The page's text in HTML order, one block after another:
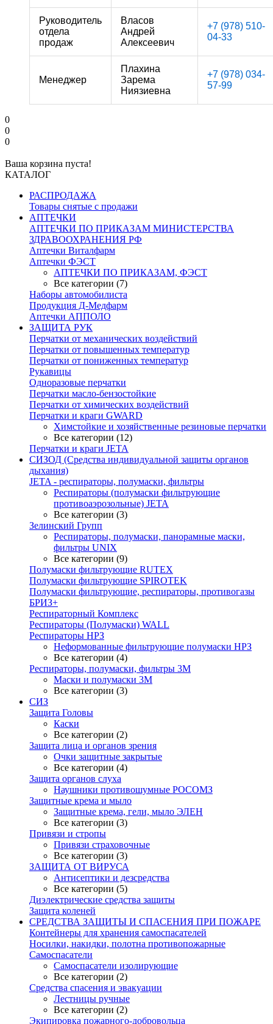
Руководитель
отдела
продаж
Власов
Андрей
Алексеевич
+7 (978) 510-
04-33
Менеджер
Плахина
Зарема
Ниязиевна
+7 (978) 034-
57-99
0
0
0
Ваша корзина пуста!
КАТАЛОГ
РАСПРОДАЖА
Товары снятые с продажи
АПТЕЧКИ
АПТЕЧКИ ПО ПРИКАЗАМ МИНИСТЕРСТВА
ЗДРАВООХРАНЕНИЯ РФ
Аптечки Виталфарм
Аптечки ФЭСТ
АПТЕЧКИ ПО ПРИКАЗАМ, ФЭСТ
Все категории (7)
Наборы автомобилиста
Продукция Д-Медфарм
Аптечки АППОЛО
ЗАЩИТА РУК
Перчатки от механических воздействий
Перчатки от повышенных температур
Перчатки от пониженных температур
Рукавицы
Одноразовые перчатки
Перчатки масло-бензостойкие
Перчатки от химических воздействий
Перчатки и краги GWARD
Химстойкие и хозяйственные резиновые перчатки
Все категории (12)
Перчатки и краги JETA
СИЗОД (Средства индивидуальной защиты органов
дыхания)
JETA - респираторы, полумаски, фильтры
Респираторы (полумаски фильтрующие
противоаэрозольные) JETA
Все категории (3)
Зелинский Групп
Респираторы, полумаски, панорамные маски,
фильтры UNIX
Все категории (9)
Полумаски фильтрующие RUTEX
Полумаски фильтрующие SPIROTEK
Полумаски фильтрующие, респираторы, противогазы
БРИЗ+
Респираторный Комплекс
Респираторы (Полумаски) WALL
Респираторы НРЗ
Неформованные фильтрующие полумаски НРЗ
Все категории (4)
Респираторы, полумаски, фильтры 3М
Маски и полумаски 3М
Все категории (3)
СИЗ
Защита Головы
Каски
Все категории (2)
Защита лица и органов зрения
Очки защитные закрытые
Все категории (4)
Защита органов слуха
Наушники противошумные РОСОМЗ
Защитные крема и мыло
Защитные крема, гели, мыло ЭЛЕН
Все категории (3)
Привязи и стропы
Привязи страховочные
Все категории (3)
ЗАЩИТА ОТ ВИРУСА
Антисептики и дезсредства
Все категории (5)
Диэлектрические средства защиты
Защита коленей
СРЕДСТВА ЗАЩИТЫ И СПАСЕНИЯ ПРИ ПОЖАРЕ
Контейнеры для хранения самоспасателей
Носилки, накидки, полотна противопожарные
Самоспасатели
Самоспасатели изолирующие
Все категории (2)
Средства спасения и эвакуации
Лестницы ручные
Все категории (2)
Экипировка пожарного-добровольца